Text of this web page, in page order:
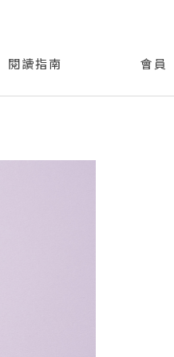
閱讀指南 會員